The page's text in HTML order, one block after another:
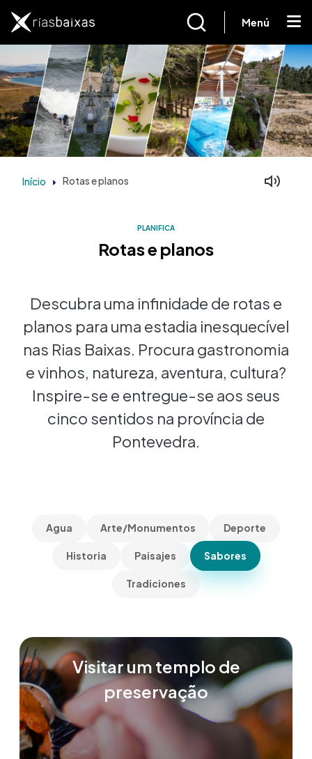
Menú
Início Rotas e planos
PLANIFICA
Rotas e planos
Descubra uma infinidade de rotas e
planos para uma estadia inesquecível
nas Rias Baixas. Procura gastronomia
e vinhos, natureza, aventura, cultura?
Inspire-se e entregue-se aos seus
cinco sentidos na província de
Pontevedra.
Agua Arte/Monumentos Deporte
Historia Paisajes Sabores
Tradiciones
Visitar um templo de
preservação